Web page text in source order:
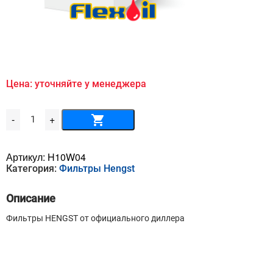
Цена: уточняйте у менеджера
- Количество
товара
Масляный
HENGST
-
H10W04
+
Артикул: H10W04
Категория: Фильтры Hengst
Описание
Фильтры HENGST от официального диллера